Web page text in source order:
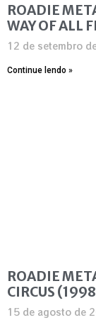
ROADIE
WAY OF ALL
12 de setembro
Continue lendo »
ROADIE
CIRCUS
15 de agosto de